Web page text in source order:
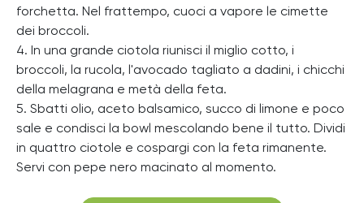
forchetta. Nel frattempo, cuoci a vapore le cimette
dei broccoli.
4. In una grande ciotola riunisci il miglio cotto, i
broccoli, la rucola, l'avocado tagliato a dadini, i chicchi
della melagrana e metà della feta.
5. Sbatti olio, aceto balsamico, succo di limone e poco
sale e condisci la bowl mescolando bene il tutto. Dividi
in quattro ciotole e cospargi con la feta rimanente.
Servi con pepe nero macinato al momento.